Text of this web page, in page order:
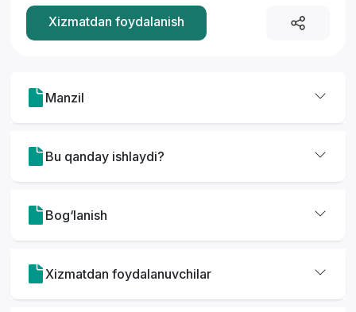
*
Xizmatdan foydalanish
Manzil
Bu qanday ishlaydi?
Bog‘lanish
Xizmatdan foydalanuvchilar